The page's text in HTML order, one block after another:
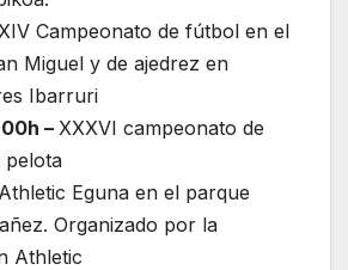
XIV Campeonato de fútbol en el
Miguel y de ajedrez en
Ibarruri
– XXXVI campeonato de
pelota
Athletic Eguna en el parque
Organizado por la
Athletic